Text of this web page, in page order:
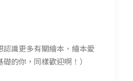
認識更多有關繪本、繪本愛
的你，同樣歡迎啊！）